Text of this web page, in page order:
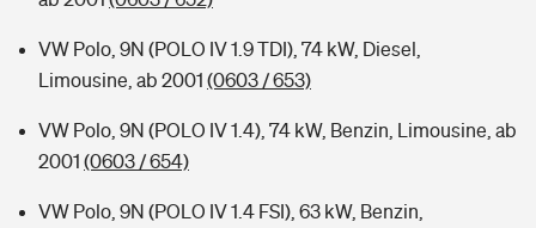
VW Polo, 9N (POLO IV 1.9 TDI), 74 kW, Diesel,
Limousine, ab 2001 (0603 / 653)
VW Polo, 9N (POLO IV 1.4), 74 kW, Benzin, Limousine, ab
2001 (0603 / 654)
VW Polo, 9N (POLO IV 1.4 FSI), 63 kW, Benzin,